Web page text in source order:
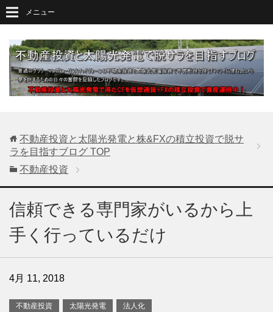
メニュー
不動産投資と太陽光発電と株&FXの積立投資で脱サ
ラを目指すブログ TOP
不動産投資
信頼できる専門家がいるから上
手く行っているだけ
4月 11, 2018
不動産投資 太陽光発電 法人化